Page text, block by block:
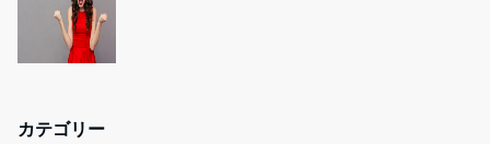
カテゴリー